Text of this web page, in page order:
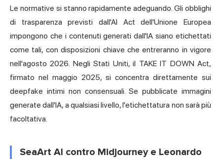
Le normative si stanno rapidamente adeguando.Gli obblighi
di trasparenza previsti dall'AI Act dell'Unione Europea
impongono che i contenuti generati dall'IA siano etichettati
come tali, con disposizioni chiave che entreranno in vigore
nell'agosto 2026. Negli Stati Uniti, il TAKE IT DOWN Act,
firmato nel maggio 2025, si concentra direttamente sui
deepfake intimi non consensuali. Se pubblicate immagini
generate dall'IA, a qualsiasi livello, l'etichettatura non sarà più
facoltativa.
SeaArt AI contro Midjourney e Leonardo